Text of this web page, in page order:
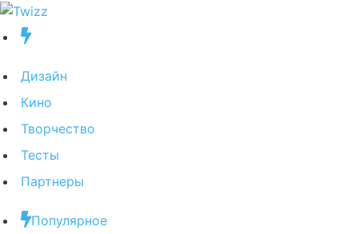
Дизайн
Кино
Творчество
Тесты
Партнеры
Популярное